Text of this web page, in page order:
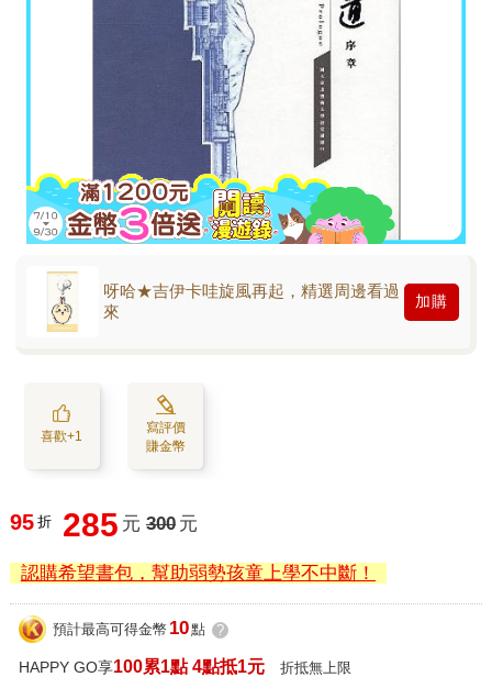
呀哈★吉伊卡哇旋風再起，精選周邊看過
來
加購
喜歡+1
寫評價
賺金幣
95 折 285 元 300 元
認購希望書包，幫助弱勢孩童上學不中斷！
預計最高可得金幣 10點 ?
HAPPY GO享100累1點 4點抵1元 折抵無上限